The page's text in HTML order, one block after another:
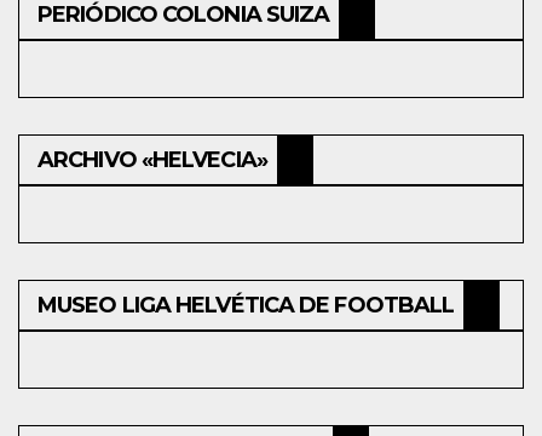
PERIÓDICO COLONIA SUIZA
ARCHIVO «HELVECIA»
MUSEO LIGA HELVÉTICA DE FOOTBALL